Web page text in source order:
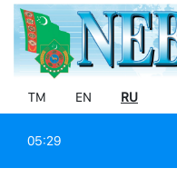
TM EN RU
05:29